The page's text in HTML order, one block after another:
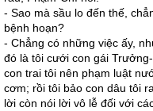
- Sao mà sầu lo đến thế,
bệnh hoạn?
- Chẳng có những việc ấy,
đó là tôi cưới con gái
con trai tôi nên phạm luật
cơm; rồi tôi bảo con dâu tôi
lời còn nói lời vô lễ đối với